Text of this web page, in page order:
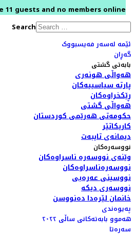
11 guests and no members online
Search
ئێمە لەسەر فەیسبووک
گەڕان
بابەتی گشتی
هەواڵی هونەری
پارتە سیاسییەکان
ڕێکخراوەکان
هەواڵی گشتی
حکومەتی هەرێمی کوردستان
کاریکاتێر
دیمانەی تایبەت
نووسەرەکان
وێنەی نووسەرە ناسراوەکان
نووسەرەناسراوەکان
نووسینی عەرەبی
نووسەری دیکە
خانمان لێرەدا دەنووسن
پەیوەندی
هەموو بابەتەکانی ساڵی ٢٠٢٢
سەرەتا